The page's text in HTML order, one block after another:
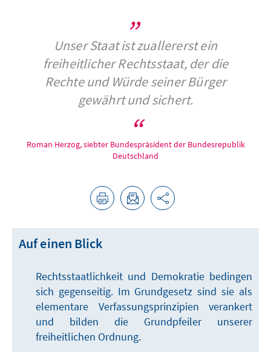
Unser Staat ist zuallererst ein
freiheitlicher Rechtsstaat, der die
Rechte und Würde seiner Bürger
gewährt und sichert.
Roman Herzog, siebter Bundespräsident der Bundesrepublik
Deutschland
Auf einen Blick
Rechtsstaatlichkeit und Demokratie bedingen
sich gegenseitig. Im Grundgesetz sind sie als
elementare Verfassungsprinzipien verankert
und bilden die Grundpfeiler unserer
freiheitlichen Ordnung.